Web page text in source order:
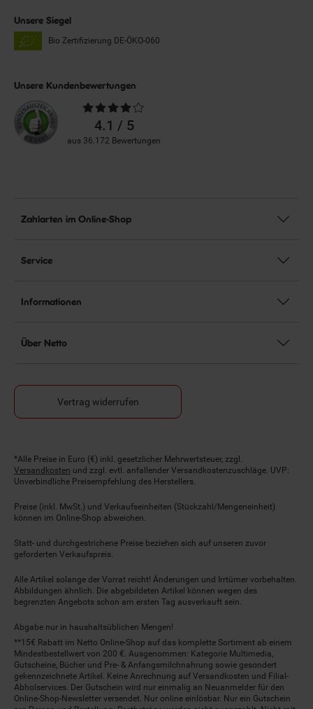
Unsere Siegel
Bio Zertifizierung DE-ÖKO-060
Unsere Kundenbewertungen
Durchschnittliche
Bewertungen4.1 / 5
aus 36.172 Bewertungen
Zahlarten im Online-Shop
Service
Informationen
Über Netto
Vertrag widerrufen
Fußnoten
*Alle Preise in Euro (€) inkl. gesetzlicher Mehrwertsteuer, zzgl.
Versandkosten und zzgl. evtl. anfallender Versandkostenzuschläge. UVP:
Unverbindliche Preisempfehlung des Herstellers.
Preise (inkl. MwSt.) und Verkaufseinheiten (Stückzahl/Mengeneinheit)
können im Online-Shop abweichen.
Statt- und durchgestrichene Preise beziehen sich auf unseren zuvor
geforderten Verkaufspreis.
Alle Artikel solange der Vorrat reicht! Änderungen und Irrtümer vorbehalten.
Abbildungen ähnlich. Die abgebildeten Artikel können wegen des
begrenzten Angebots schon am ersten Tag ausverkauft sein.
Abgabe nur in haushaltsüblichen Mengen!
**15€ Rabatt im Netto Online-Shop auf das komplette Sortiment ab einem
Mindestbestellwert von 200 €. Ausgenommen: Kategorie Multimedia,
Gutscheine, Bücher und Pre- & Anfangsmilchnahrung sowie gesondert
gekennzeichnete Artikel. Keine Anrechnung auf Versandkosten und Filial-
Abholservices. Der Gutschein wird nur einmalig an Neuanmelder für den
Online-Shop-Newsletter versendet. Nur online einlösbar. Nur ein Gutschein